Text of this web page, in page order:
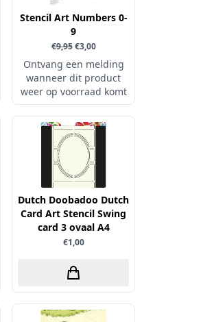
Stencil Art Numbers 0-
9
€9,95€3,00
Ontvang een melding
wanneer dit product
weer op voorraad komt
Dutch Doobadoo Dutch
Card Art Stencil Swing
card 3 ovaal A4
€1,00